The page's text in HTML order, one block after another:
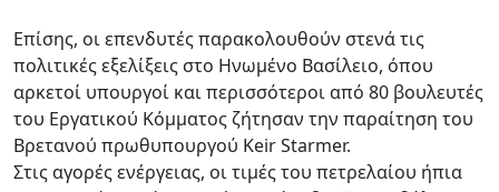
Επίσης, οι επενδυτές παρακολουθούν στενά τις
πολιτικές εξελίξεις στο Ηνωμένο Βασίλειο, όπου
αρκετοί υπουργοί και περισσότεροι από 80 βουλευτές
του Εργατικού Κόμματος ζήτησαν την παραίτηση του
Βρετανού πρωθυπουργού Keir Starmer.
Στις αγορές ενέργειας, οι τιμές του πετρελαίου ήπια